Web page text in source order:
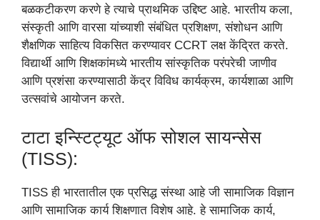
बळकटीकरण करणे हे त्याचे प्राथमिक उद्दिष्ट आहे. भारतीय कला,
संस्कृती आणि वारसा यांच्याशी संबंधित प्रशिक्षण, संशोधन आणि
शैक्षणिक साहित्य विकसित करण्यावर CCRT लक्ष केंद्रित करते.
विद्यार्थी आणि शिक्षकांमध्ये भारतीय सांस्कृतिक परंपरेची जाणीव
आणि प्रशंसा करण्यासाठी केंद्र विविध कार्यक्रम, कार्यशाळा आणि
उत्सवांचे आयोजन करते.
टाटा इन्स्टिट्यूट ऑफ सोशल सायन्सेस
(TISS):
TISS ही भारतातील एक प्रसिद्ध संस्था आहे जी सामाजिक विज्ञान
आणि सामाजिक कार्य शिक्षणात विशेष आहे. हे सामाजिक कार्य,